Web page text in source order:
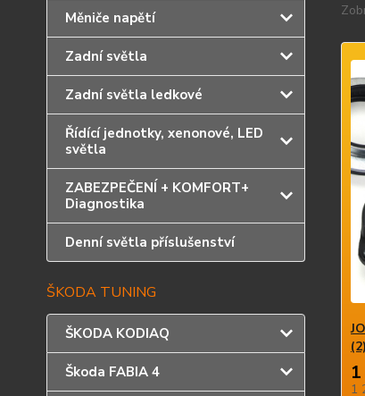
Měniče napětí
Zadní světla
Zadní světla ledkové
Řídící jednotky, xenonové, LED
světla
ZABEZPEČENÍ + KOMFORT+
Diagnostika
Denní světla příslušenství
ŠKODA TUNING
ŠKODA KODIAQ
Škoda FABIA 4
1